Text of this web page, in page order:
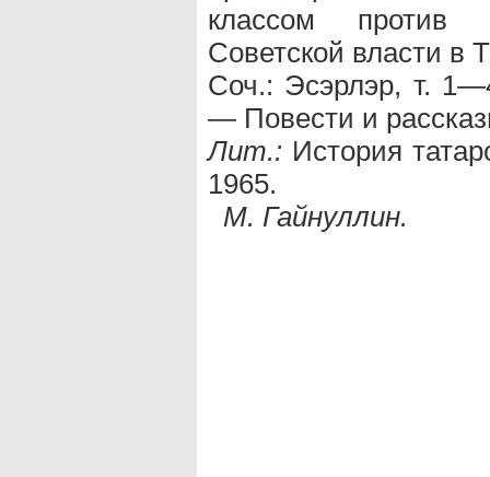
классом против
Советской власти в
Соч.: Эсэрлэр, т.
— Повести и
Лит.: История
1965.
М. Гайнуллин.